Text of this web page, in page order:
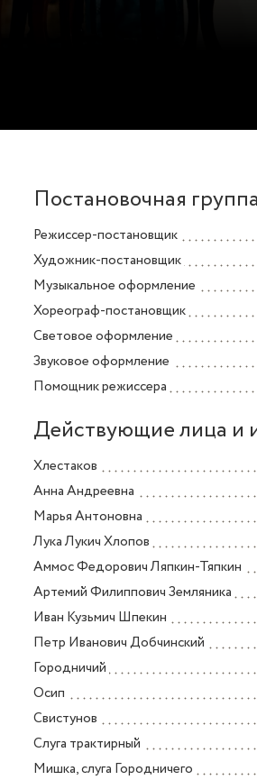
Постановочная группа
Режиссер-постановщик
Художник-постановщик
Музыкальное оформление
Хореограф-постановщик
Световое оформление
Звуковое оформление
Помощник режиссера
Действующие лица и
Хлестаков
Анна Андреевна
Марья Антоновна
Лука Лукич Хлопов
Аммос Федорович Ляпкин-Тяпкин
Артемий Филиппович Земляника
Иван Кузьмич Шпекин
Петр Иванович Добчинский
Городничий
Осип
Свистунов
Слуга трактирный
Мишка, слуга Городничего